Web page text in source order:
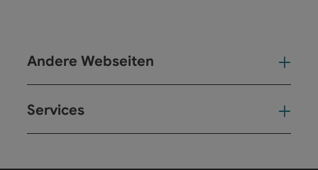
Andere Webseiten
Services